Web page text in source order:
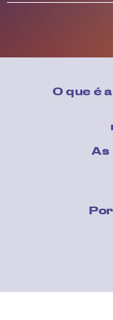
O que é
As